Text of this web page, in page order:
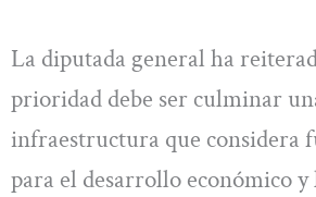
La diputada general ha
prioridad debe ser culminar
infraestructura que considera
para el desarrollo económico